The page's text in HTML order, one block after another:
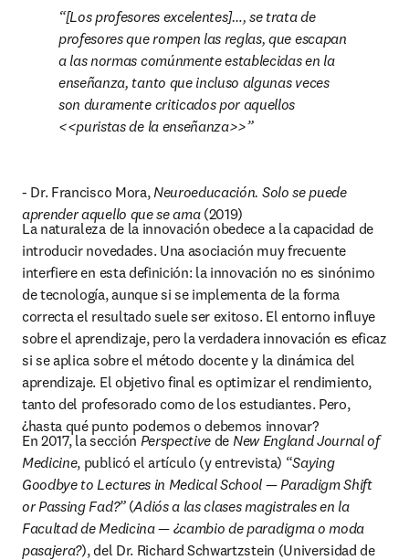
[Los profesores excelentes]…, se trata de
profesores que rompen las reglas, que escapan
a las normas comúnmente establecidas en la
enseñanza, tanto que incluso algunas veces
son duramente criticados por aquellos
<<puristas de la enseñanza>>
- Dr. Francisco Mora, Neuroeducación. Solo se puede
aprender aquello que se ama (2019)
La naturaleza de la innovación obedece a la capacidad de
introducir novedades. Una asociación muy frecuente
interfiere en esta definición: la innovación no es sinónimo
de tecnología, aunque si se implementa de la forma
correcta el resultado suele ser exitoso. El entorno influye
sobre el aprendizaje, pero la verdadera innovación es eficaz
si se aplica sobre el método docente y la dinámica del
aprendizaje. El objetivo final es optimizar el rendimiento,
tanto del profesorado como de los estudiantes. Pero,
¿hasta qué punto podemos o debemos innovar?
En 2017, la sección Perspective de New England Journal of
Medicine, publicó el artículo (y entrevista) “Saying
Goodbye to Lectures in Medical School — Paradigm Shift
or Passing Fad?” (Adiós a las clases magistrales en la
Facultad de Medicina — ¿cambio de paradigma o moda
pasajera?), del Dr. Richard Schwartzstein (Universidad de